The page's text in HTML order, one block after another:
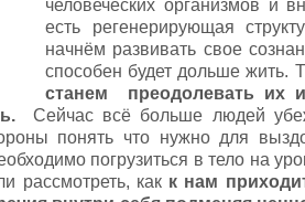
человеческих организмов и
есть регенерирующая
начнём развивать свое
способен будет дольше жить.
станем преодолевать их
Сейчас всё больше людей
понять что нужно для
погрузиться в тело на
рассмотреть, как к нам